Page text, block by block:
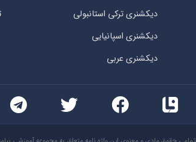
دیکشنری ترکی استانبولی
دیکشنری اسپانیایی
دیکشنری عربی